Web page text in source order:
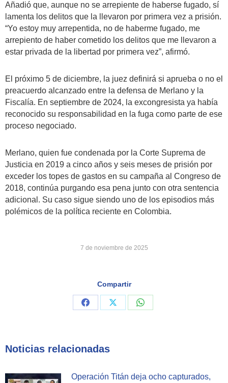
Añadió que, aunque no se arrepiente de haberse fugado, sí
lamenta los delitos que la llevaron por primera vez a prisión.
“Yo estoy muy arrepentida, no de haberme fugado, me
arrepiento de haber cometido los delitos que me llevaron a
estar privada de la libertad por primera vez”, afirmó.
El próximo 5 de diciembre, la juez definirá si aprueba o no el
preacuerdo alcanzado entre la defensa de Merlano y la
Fiscalía. En septiembre de 2024, la excongresista ya había
reconocido su responsabilidad en la fuga como parte de ese
proceso negociado.
Merlano, quien fue condenada por la Corte Suprema de
Justicia en 2019 a cinco años y seis meses de prisión por
exceder los topes de gastos en su campaña al Congreso de
2018, continúa purgando esa pena junto con otra sentencia
adicional. Su caso sigue siendo uno de los episodios más
polémicos de la política reciente en Colombia.
7 de noviembre de 2025
Compartir
Share
Share
Share
Noticias relacionadas
Operación Titán deja ocho capturados,